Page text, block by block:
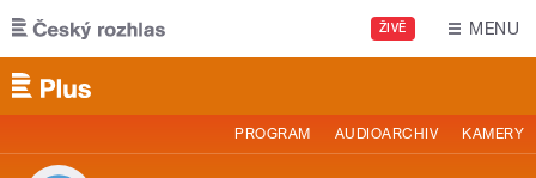
Přejít k hlavnímu obsahu
ŽIVĚ MENU
PROGRAM AUDIOARCHIV KAMERY